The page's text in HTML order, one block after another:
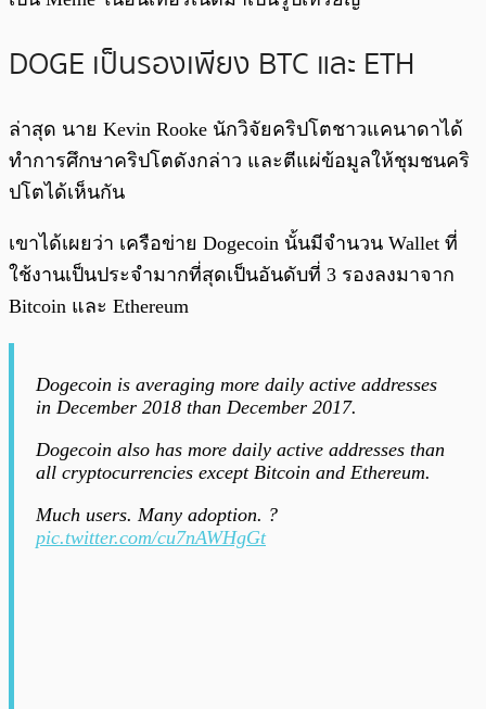
DOGE เป็นรองเพียง BTC และ ETH
ล่าสุด นาย Kevin Rooke นักวิจัยคริปโตชาวแคนาดาได้
ทำการศึกษาคริปโตดังกล่าว และตีแผ่ข้อมูลให้ชุมชนคริ
ปโตได้เห็นกัน
เขาได้เผยว่า เครือข่าย Dogecoin นั้นมีจำนวน Wallet ที่
ใช้งานเป็นประจำมากที่สุดเป็นอันดับที่ 3 รองลงมาจาก
Bitcoin และ Ethereum
Dogecoin is averaging more daily active addresses
in December 2018 than December 2017.
Dogecoin also has more daily active addresses than
all cryptocurrencies except Bitcoin and Ethereum.
Much users. Many adoption. ?
pic.twitter.com/cu7nAWHgGt